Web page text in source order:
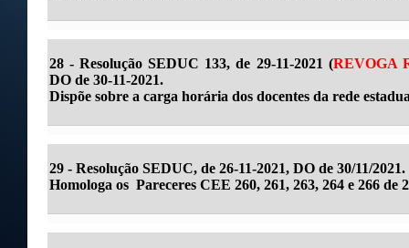
28 - Resolução SEDUC 133, de 29-11-2021 (REVOGA
DO de 30-11-2021.
Dispõe sobre a carga horária dos docentes da rede
29 - Resolução SEDUC, de 26-11-2021, DO de 30/11/2021.
Homologa os Pareceres CEE 260, 261, 263, 264 e 266 de